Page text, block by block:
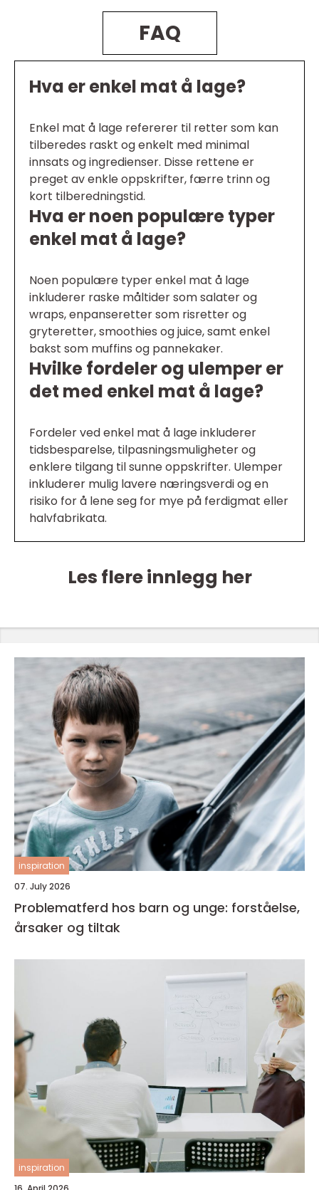
FAQ
Hva er enkel mat å lage?
Enkel mat å lage refererer til retter som kan
tilberedes raskt og enkelt med minimal
innsats og ingredienser. Disse rettene er
preget av enkle oppskrifter, færre trinn og
kort tilberedningstid.
Hva er noen populære typer
enkel mat å lage?
Noen populære typer enkel mat å lage
inkluderer raske måltider som salater og
wraps, enpanseretter som risretter og
gryteretter, smoothies og juice, samt enkel
bakst som muffins og pannekaker.
Hvilke fordeler og ulemper er
det med enkel mat å lage?
Fordeler ved enkel mat å lage inkluderer
tidsbesparelse, tilpasningsmuligheter og
enklere tilgang til sunne oppskrifter. Ulemper
inkluderer mulig lavere næringsverdi og en
risiko for å lene seg for mye på ferdigmat eller
halvfabrikata.
Les flere innlegg her
inspiration
07. July 2026
Problematferd hos barn og unge: forståelse,
årsaker og tiltak
inspiration